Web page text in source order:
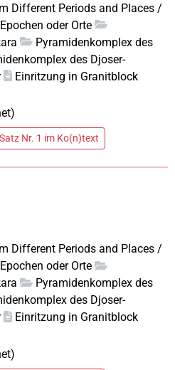
Different Periods and Places /
oder Orte
Pyramidenkomplex des
des Djoser-
Einritzung in Granitblock
Satz Nr. 1 im Ko(n)text
Different Periods and Places /
oder Orte
Pyramidenkomplex des
des Djoser-
Einritzung in Granitblock